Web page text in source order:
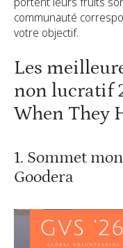
communauté
votre objectif.
Les
non lucratif
When They
1. Sommet
Goodera